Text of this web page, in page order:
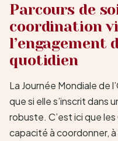
Parcours de
coordination
l’engagement
quotidien
La Journée Mondiale de
que si elle s’inscrit dans
robuste. C’est ici que
capacité à coordonner,